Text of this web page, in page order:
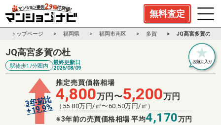
無料査定
トップページ 福岡県 福岡市南区 多賀 JQ高宮多賀の杜
JQ高宮多賀の杜
駅徒歩17分圏内
最終更新日
2026/08/09
3年前比
+19.9%
推定売買価格相場
4,800万円〜5,200万円
（ 55.80万円/㎡〜60.50万円/㎡）
※3年前の売買価格相場 平均4,170万円